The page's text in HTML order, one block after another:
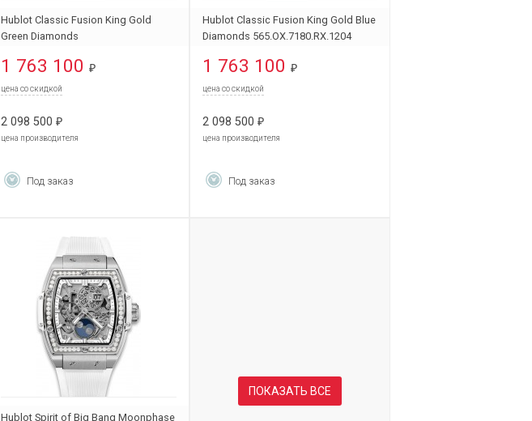
Hublot Classic Fusion King Gold
Green Diamonds
1 763 100 ₽
цена со скидкой
2 098 500 ₽
цена производителя
Под заказ
Hublot Classic Fusion King Gold Blue
Diamonds 565.OX.7180.RX.1204
1 763 100 ₽
цена со скидкой
2 098 500 ₽
цена производителя
Под заказ
Hublot Spirit of Big Bang Moonphase
ПОКАЗАТЬ ВСЕ